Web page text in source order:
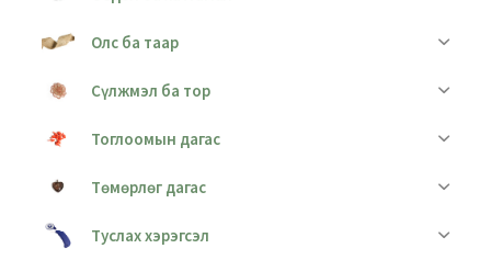
Олс ба таар
Сүлжмэл ба тор
Тоглоомын дагас
Төмөрлөг дагас
Туслах хэрэгсэл